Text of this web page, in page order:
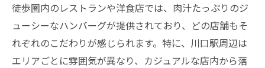
徒歩圏内のレストランや洋食店では、肉汁たっぷりのジ
ューシーなハンバーグが提供されており、どの店舗もそ
れぞれのこだわりが感じられます。特に、川口駅周辺は
エリアごとに雰囲気が異なり、カジュアルな店内から落